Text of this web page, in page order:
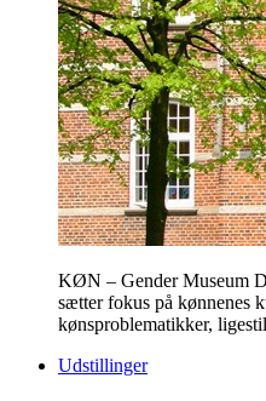
KØN – Gender Museum
sætter fokus på kønnenes
kønsproblematikker,
Udstillinger